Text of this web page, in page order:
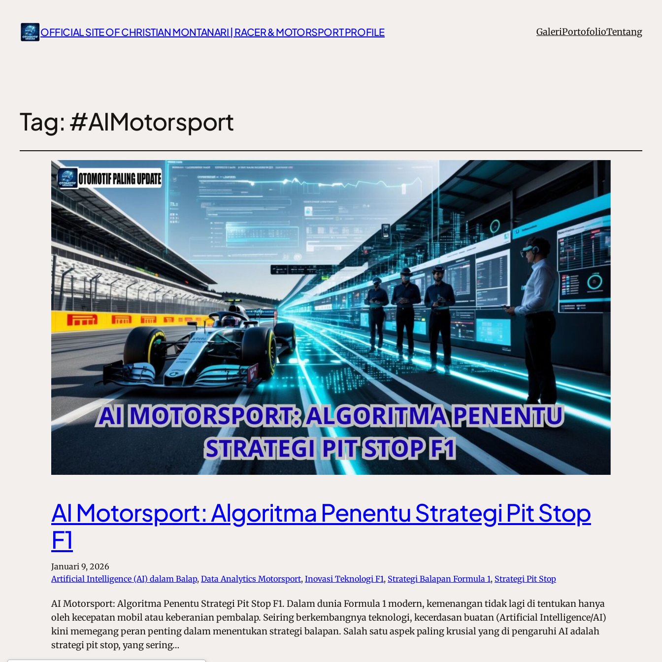
OFFICIAL SITE OF CHRISTIAN MONTANARI | RACER & MOTORSPORT PROFILE GaleriPortofolioTentang
Tag: #AIMotorsport
AI Motorsport: Algoritma Penentu Strategi Pit Stop
F1
Januari 9, 2026
Artificial Intelligence (AI) dalam Balap, Data Analytics Motorsport, Inovasi Teknologi F1, Strategi Balapan Formula 1, Strategi Pit Stop
AI Motorsport: Algoritma Penentu Strategi Pit Stop F1. Dalam dunia Formula 1 modern, kemenangan tidak lagi di tentukan hanya
oleh kecepatan mobil atau keberanian pembalap. Seiring berkembangnya teknologi, kecerdasan buatan (Artificial Intelligence/AI)
kini memegang peran penting dalam menentukan strategi balapan. Salah satu aspek paling krusial yang di pengaruhi AI adalah
strategi pit stop, yang sering…